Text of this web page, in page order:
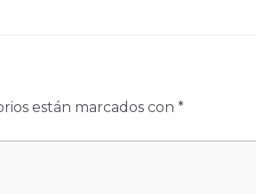
están marcados con *